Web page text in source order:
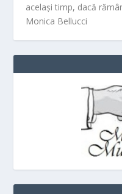
același timp, dacă
Monica Bellucci